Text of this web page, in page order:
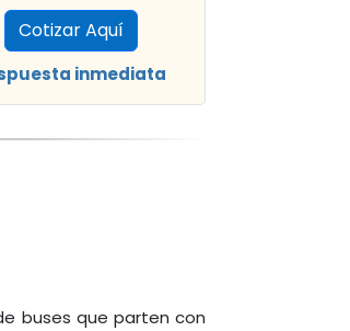
Cotizar Aquí
inmediata
buses que parten con